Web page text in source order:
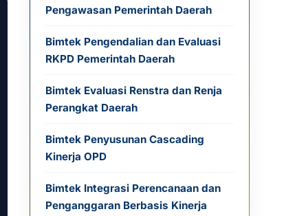
Pengawasan Pemerintah Daerah
Bimtek Pengendalian dan Evaluasi
RKPD Pemerintah Daerah
Bimtek Evaluasi Renstra dan Renja
Perangkat Daerah
Bimtek Penyusunan Cascading
Kinerja OPD
Bimtek Integrasi Perencanaan dan
Penganggaran Berbasis Kinerja